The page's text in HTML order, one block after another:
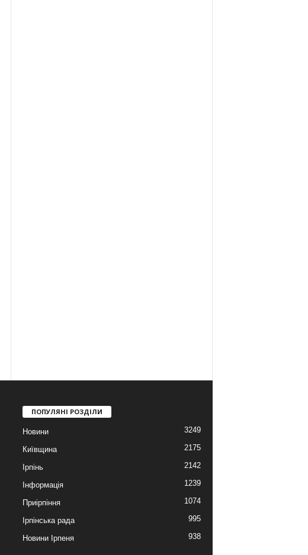
ПОПУЛЯНІ РОЗДІЛИ
Новини 3249
Київщина 2175
Ірпінь 2142
Інформація 1239
Приірпіння 1074
Ірпінська рада 995
Новини Ірпеня 938